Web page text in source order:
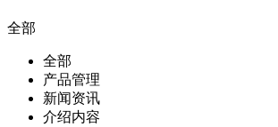
全部
全部
产品管理
新闻资讯
介绍内容